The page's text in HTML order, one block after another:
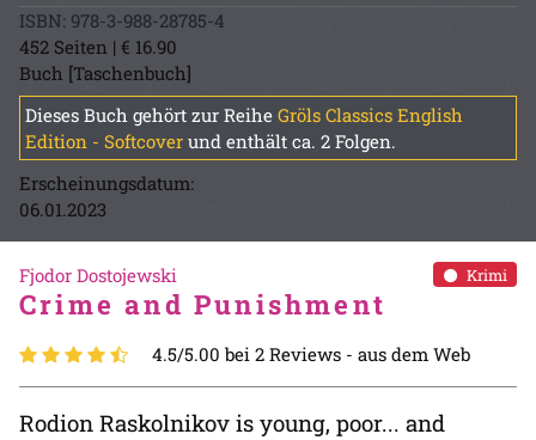
ISBN: 978-3-988-28785-4
452 Seiten | € 16.90
Buch [Taschenbuch]
Dieses Buch gehört zur Reihe Gröls Classics English
Edition - Softcover und enthält ca. 2 Folgen.
Erscheinungsdatum:
06.01.2023
Krimi
Fjodor Dostojewski
Crime and Punishment
4.5/5.00 bei 2 Reviews - aus dem Web
Rodion Raskolnikov is young, poor... and